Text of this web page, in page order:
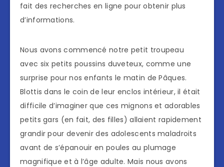
fait des recherches en ligne pour obtenir plus
d’informations.
Nous avons commencé notre petit troupeau
avec six petits poussins duveteux, comme une
surprise pour nos enfants le matin de Pâques.
Blottis dans le coin de leur enclos intérieur, il était
difficile d’imaginer que ces mignons et adorables
petits gars (en fait, des filles) allaient rapidement
grandir pour devenir des adolescents maladroits
avant de s’épanouir en poules au plumage
magnifique et à l’âge adulte. Mais nous avons